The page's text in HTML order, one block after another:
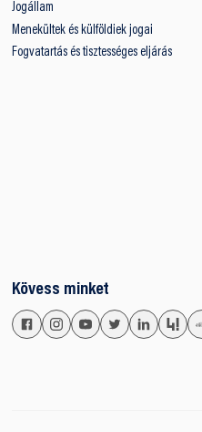
Jogállam
Menekültek és külföldiek jogai
Fogvatartás és tisztességes eljárás
Kövess minket